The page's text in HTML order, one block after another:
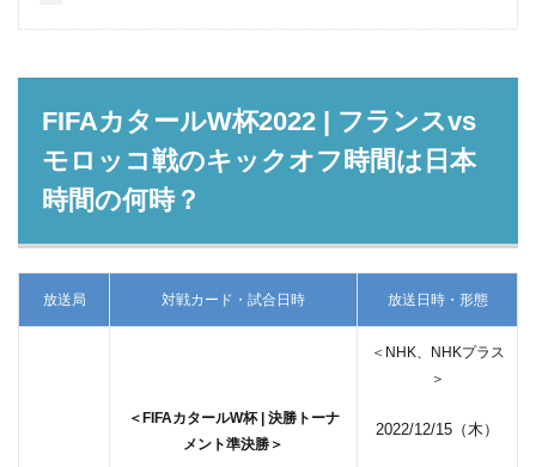
FIFAカタールW杯2022 | フランスvs
モロッコ戦のキックオフ時間は日本
時間の何時？
放送局 対戦カード・試合日時 放送日時・形態
＜FIFAカタールW杯 | 決勝トーナ
メント準決勝＞
＜NHK、NHKプラス
＞
2022/12/15（木）